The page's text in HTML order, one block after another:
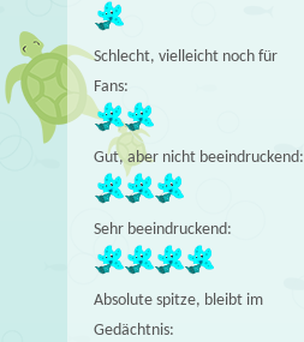
Schlecht, vielleicht noch für
Fans:
Gut, aber nicht beeindruckend:
Sehr beeindruckend:
Absolute spitze, bleibt im
Gedächtnis: